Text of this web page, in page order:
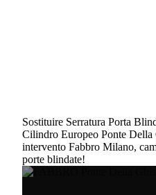
Sostituire Serratura Porta
Cilindro Europeo Ponte
intervento Fabbro Milano,
porte blindate!